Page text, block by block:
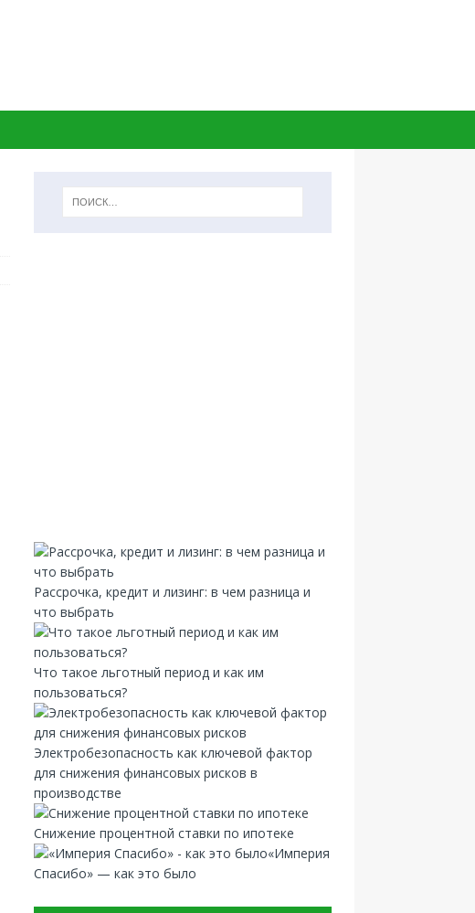
Рассрочка, кредит и лизинг: в чем разница и
что выбрать
Что такое льготный период и как им
пользоваться?
Электробезопасность как ключевой фактор
для снижения финансовых рисков в
производстве
Снижение процентной ставки по ипотеке
«Империя
Спасибо» — как это было